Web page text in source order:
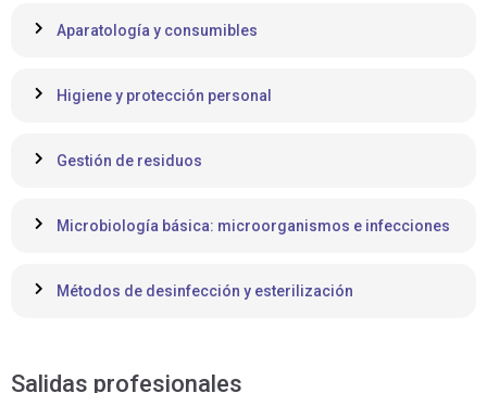
Aparatología y consumibles
Higiene y protección personal
Gestión de residuos
Microbiología básica: microorganismos e infecciones
Métodos de desinfección y esterilización
Salidas profesionales